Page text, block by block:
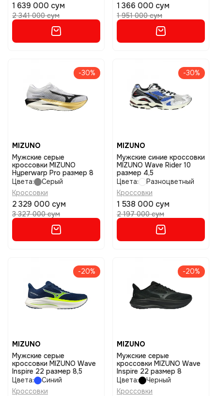
1 639 000 сум
2 341 000 сум
1 366 000 сум
1 951 000 сум
-30%
MIZUNO
Мужские серые
кроссовки MIZUNO
Hyperwarp Pro размер 8
Цвета:
Серый
Кроссовки
2 329 000 сум
3 327 000 сум
-30%
MIZUNO
Мужские синие кроссовки
MIZUNO Wave Rider 10
размер 4,5
Цвета:
Разноцветный
Кроссовки
1 538 000 сум
2 197 000 сум
-20%
MIZUNO
Мужские серые
кроссовки MIZUNO Wave
Inspire 22 размер 8,5
Цвета:
Синий
Кроссовки
-20%
MIZUNO
Мужские серые
кроссовки MIZUNO Wave
Inspire 22 размер 8
Цвета:
Черный
Кроссовки